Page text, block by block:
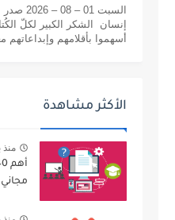
إنسان الشكر الكبير لكلّ
أسهموا بأقلامهم وإبداعاتهم
الأكثر مشاهدة
منذ
مجاني